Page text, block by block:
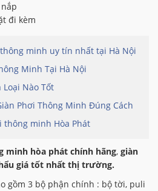
đi kèm
minh uy tín nhất tại Hà Nội
Minh Tại Hà Nội
Nào Tốt
Phơi Thông Minh Đúng Cách
minh Hòa Phát
minh hòa phát chính hãng, giàn
giá tốt nhất thị trường.
gồm 3 bộ phận chính : bộ tời, puli